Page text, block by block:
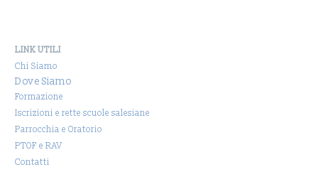
LINK UTILI
Chi Siamo
Dove Siamo
Formazione
Iscrizioni e rette scuole salesiane
Parrocchia e Oratorio
PTOF e RAV
Contatti